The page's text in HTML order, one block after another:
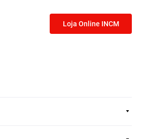
Loja Online INCM